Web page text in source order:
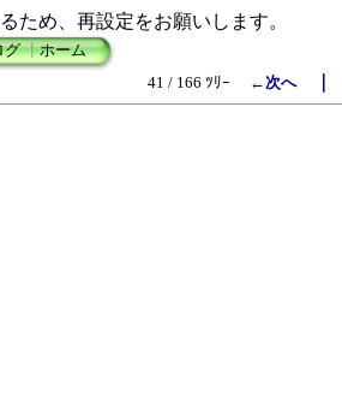
ため、再設定をお願いします。
グ┃ホーム
41 / 166 ﾂﾘｰ
←次へ｜